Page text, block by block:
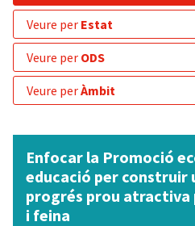
veure per Estat
veure per ODS
veure perÀmbit
Enfocar la Promoció
educació per construir
progrés prou atractiva
i feina